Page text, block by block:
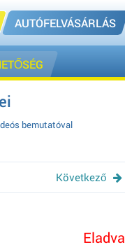
AUTÓFELVÁSÁRLÁS
bemutatóval
Következő
Eladva